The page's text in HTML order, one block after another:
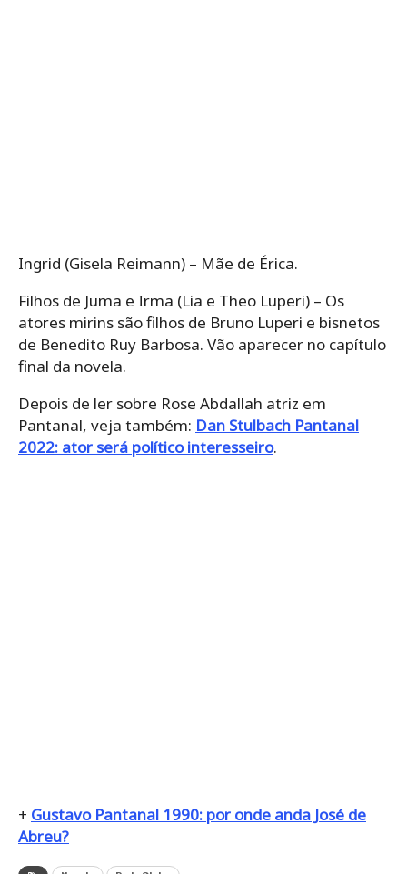
Ingrid (Gisela Reimann) – Mãe de Érica.
Filhos de Juma e Irma (Lia e Theo Luperi) – Os
atores mirins são filhos de Bruno Luperi e bisnetos
de Benedito Ruy Barbosa. Vão aparecer no capítulo
final da novela.
Depois de ler sobre Rose Abdallah atriz em
Pantanal, veja também: Dan Stulbach Pantanal
2022: ator será político interesseiro.
+ Gustavo Pantanal 1990: por onde anda José de
Abreu?